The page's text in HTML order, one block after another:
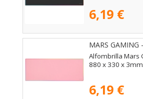
6,19 €
MARS GAMING
Alfombrilla Mars
880 x 330 x
6,19 €